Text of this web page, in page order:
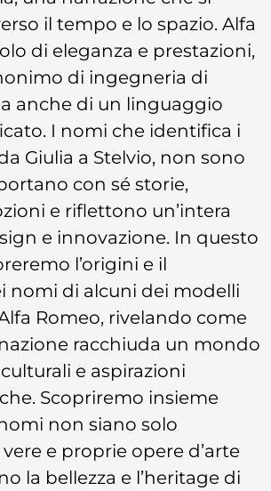
il tempo e lo spazio. Alfa
di eleganza e prestazioni,
di ingegneria di
anche di un linguaggio
I nomi che identifica i
Giulia a Stelvio, non sono
con sé storie,
e riflettono un’intera
e innovazione. In questo
l’origini e il
nomi di alcuni dei modelli
Romeo, rivelando come
racchiuda un mondo
e aspirazioni
Scopriremo insieme
non siano solo
e proprie opere d’arte
la bellezza e l’heritage di